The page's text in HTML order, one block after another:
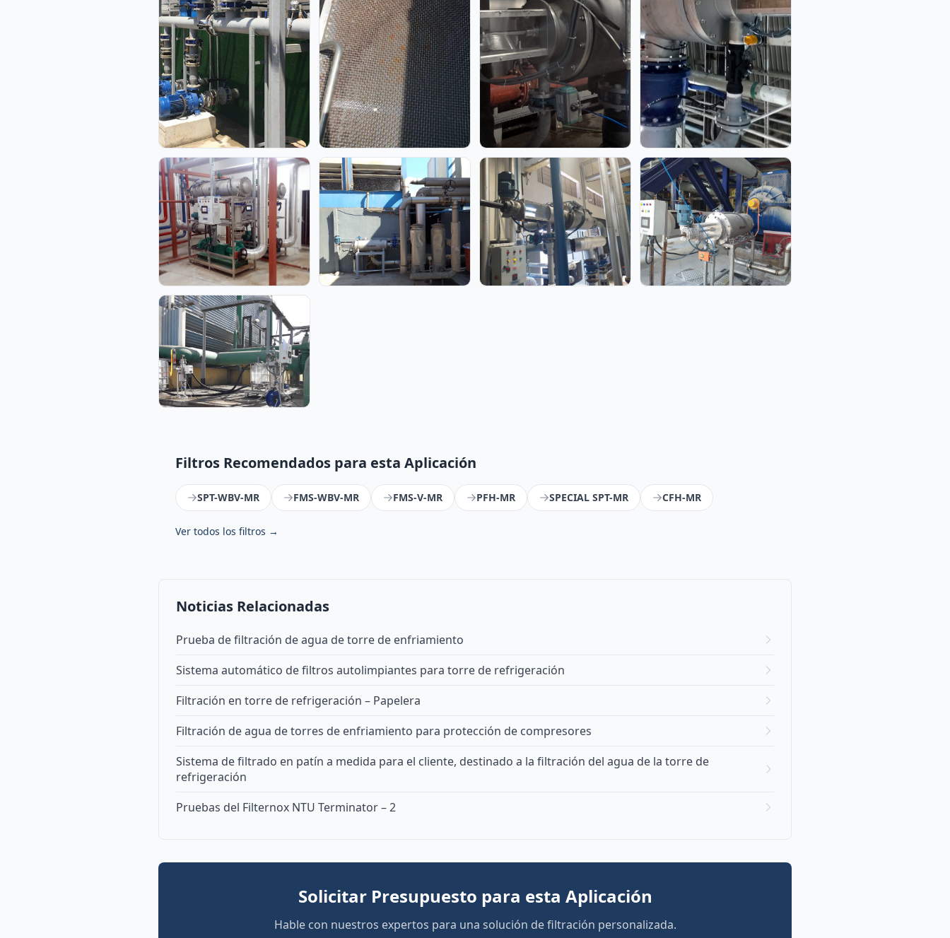
Filtros Recomendados para esta Aplicación
SPT-WBV-MR FMS-WBV-MR FMS-V-MR PFH-MR SPECIAL SPT-MR CFH-MR
Ver todos los filtros →
Noticias Relacionadas
Prueba de filtración de agua de torre de enfriamiento
Sistema automático de filtros autolimpiantes para torre de refrigeración
Filtración en torre de refrigeración – Papelera
Filtración de agua de torres de enfriamiento para protección de compresores
Sistema de filtrado en patín a medida para el cliente, destinado a la filtración del agua de la torre de
refrigeración
Pruebas del Filternox NTU Terminator – 2
Solicitar Presupuesto para esta Aplicación
Hable con nuestros expertos para una solución de filtración personalizada.